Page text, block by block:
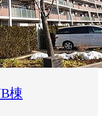
棟